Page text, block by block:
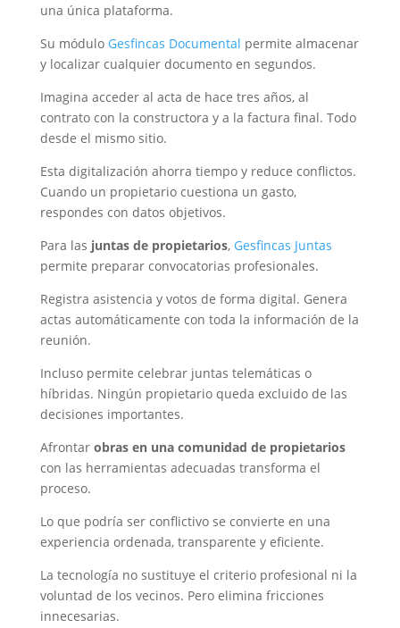
una única plataforma.
Su módulo Gesfincas Documental permite almacenar
y localizar cualquier documento en segundos.
Imagina acceder al acta de hace tres años, al
contrato con la constructora y a la factura final. Todo
desde el mismo sitio.
Esta digitalización ahorra tiempo y reduce conflictos.
Cuando un propietario cuestiona un gasto,
respondes con datos objetivos.
Para las juntas de propietarios, Gesfincas Juntas
permite preparar convocatorias profesionales.
Registra asistencia y votos de forma digital. Genera
actas automáticamente con toda la información de la
reunión.
Incluso permite celebrar juntas telemáticas o
híbridas. Ningún propietario queda excluido de las
decisiones importantes.
Afrontar obras en una comunidad de propietarios
con las herramientas adecuadas transforma el
proceso.
Lo que podría ser conflictivo se convierte en una
experiencia ordenada, transparente y eficiente.
La tecnología no sustituye el criterio profesional ni la
voluntad de los vecinos. Pero elimina fricciones
innecesarias.